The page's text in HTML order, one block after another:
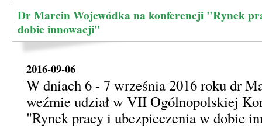
Dr Marcin Wojewódka na konferencji "Rynek
dobie innowacji"
2016-09-06
W dniach 6 - 7 września 2016 roku dr
weźmie udział w VII Ogólnopolskiej
"Rynek pracy i ubezpieczenia w dobie